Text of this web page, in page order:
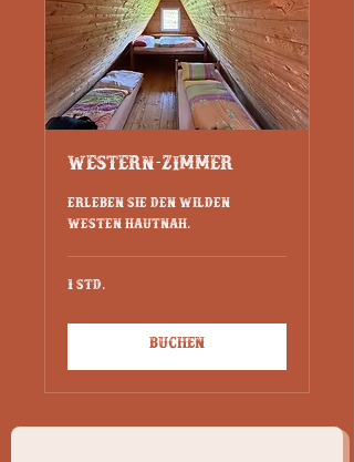
Western-Zimmer
Erleben Sie den Wilden
Westen hautnah.
1 Std.
Buchen